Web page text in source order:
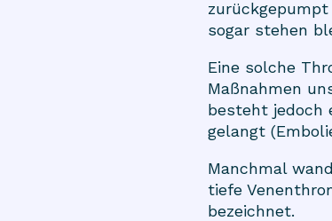
sogar stehen
Eine solche
Maßnahmen
besteht jedoch
gelangt
Manchmal
tiefe
bezeichnet.